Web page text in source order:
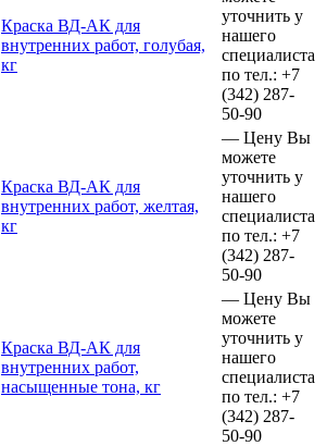
Краска ВД-АК для
внутренних работ, голубая,
кг
уточнить у
нашего
специалиста
по тел.: +7
(342) 287-
50-90
Краска ВД-АК для
внутренних работ, желтая,
кг
— Цену Вы
можете
уточнить у
нашего
специалиста
по тел.: +7
(342) 287-
50-90
Краска ВД-АК для
внутренних работ,
насыщенные тона, кг
— Цену Вы
можете
уточнить у
нашего
специалиста
по тел.: +7
(342) 287-
50-90